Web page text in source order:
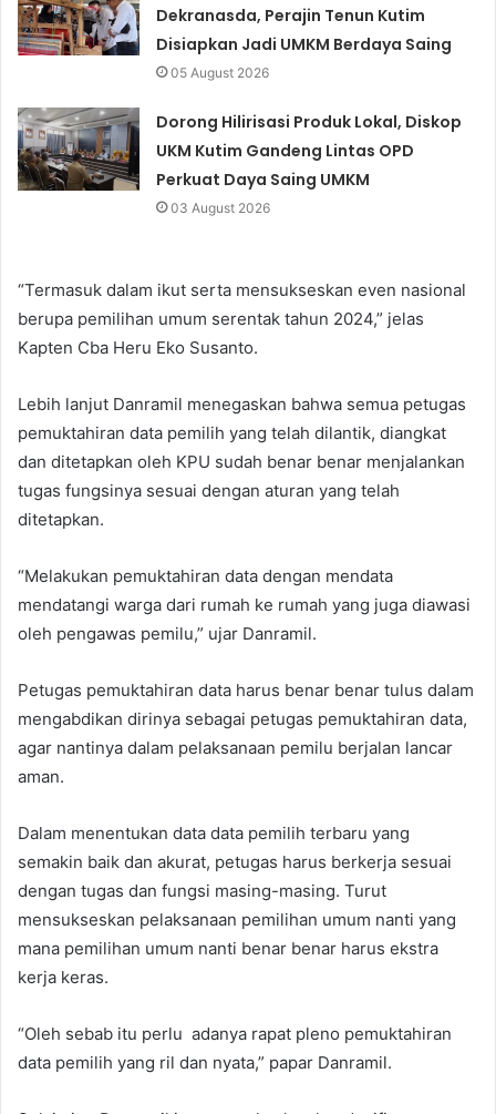
Dekranasda, Perajin Tenun Kutim
Disiapkan Jadi UMKM Berdaya Saing
05 August 2026
Dorong Hilirisasi Produk Lokal, Diskop
UKM Kutim Gandeng Lintas OPD
Perkuat Daya Saing UMKM
03 August 2026
“Termasuk dalam ikut serta mensukseskan even nasional
berupa pemilihan umum serentak tahun 2024,” jelas
Kapten Cba Heru Eko Susanto.
Lebih lanjut Danramil menegaskan bahwa semua petugas
pemuktahiran data pemilih yang telah dilantik, diangkat
dan ditetapkan oleh KPU sudah benar benar menjalankan
tugas fungsinya sesuai dengan aturan yang telah
ditetapkan.
“Melakukan pemuktahiran data dengan mendata
mendatangi warga dari rumah ke rumah yang juga diawasi
oleh pengawas pemilu,” ujar Danramil.
Petugas pemuktahiran data harus benar benar tulus dalam
mengabdikan dirinya sebagai petugas pemuktahiran data,
agar nantinya dalam pelaksanaan pemilu berjalan lancar
aman.
Dalam menentukan data data pemilih terbaru yang
semakin baik dan akurat, petugas harus berkerja sesuai
dengan tugas dan fungsi masing-masing. Turut
mensukseskan pelaksanaan pemilihan umum nanti yang
mana pemilihan umum nanti benar benar harus ekstra
kerja keras.
“Oleh sebab itu perlu adanya rapat pleno pemuktahiran
data pemilih yang ril dan nyata,” papar Danramil.